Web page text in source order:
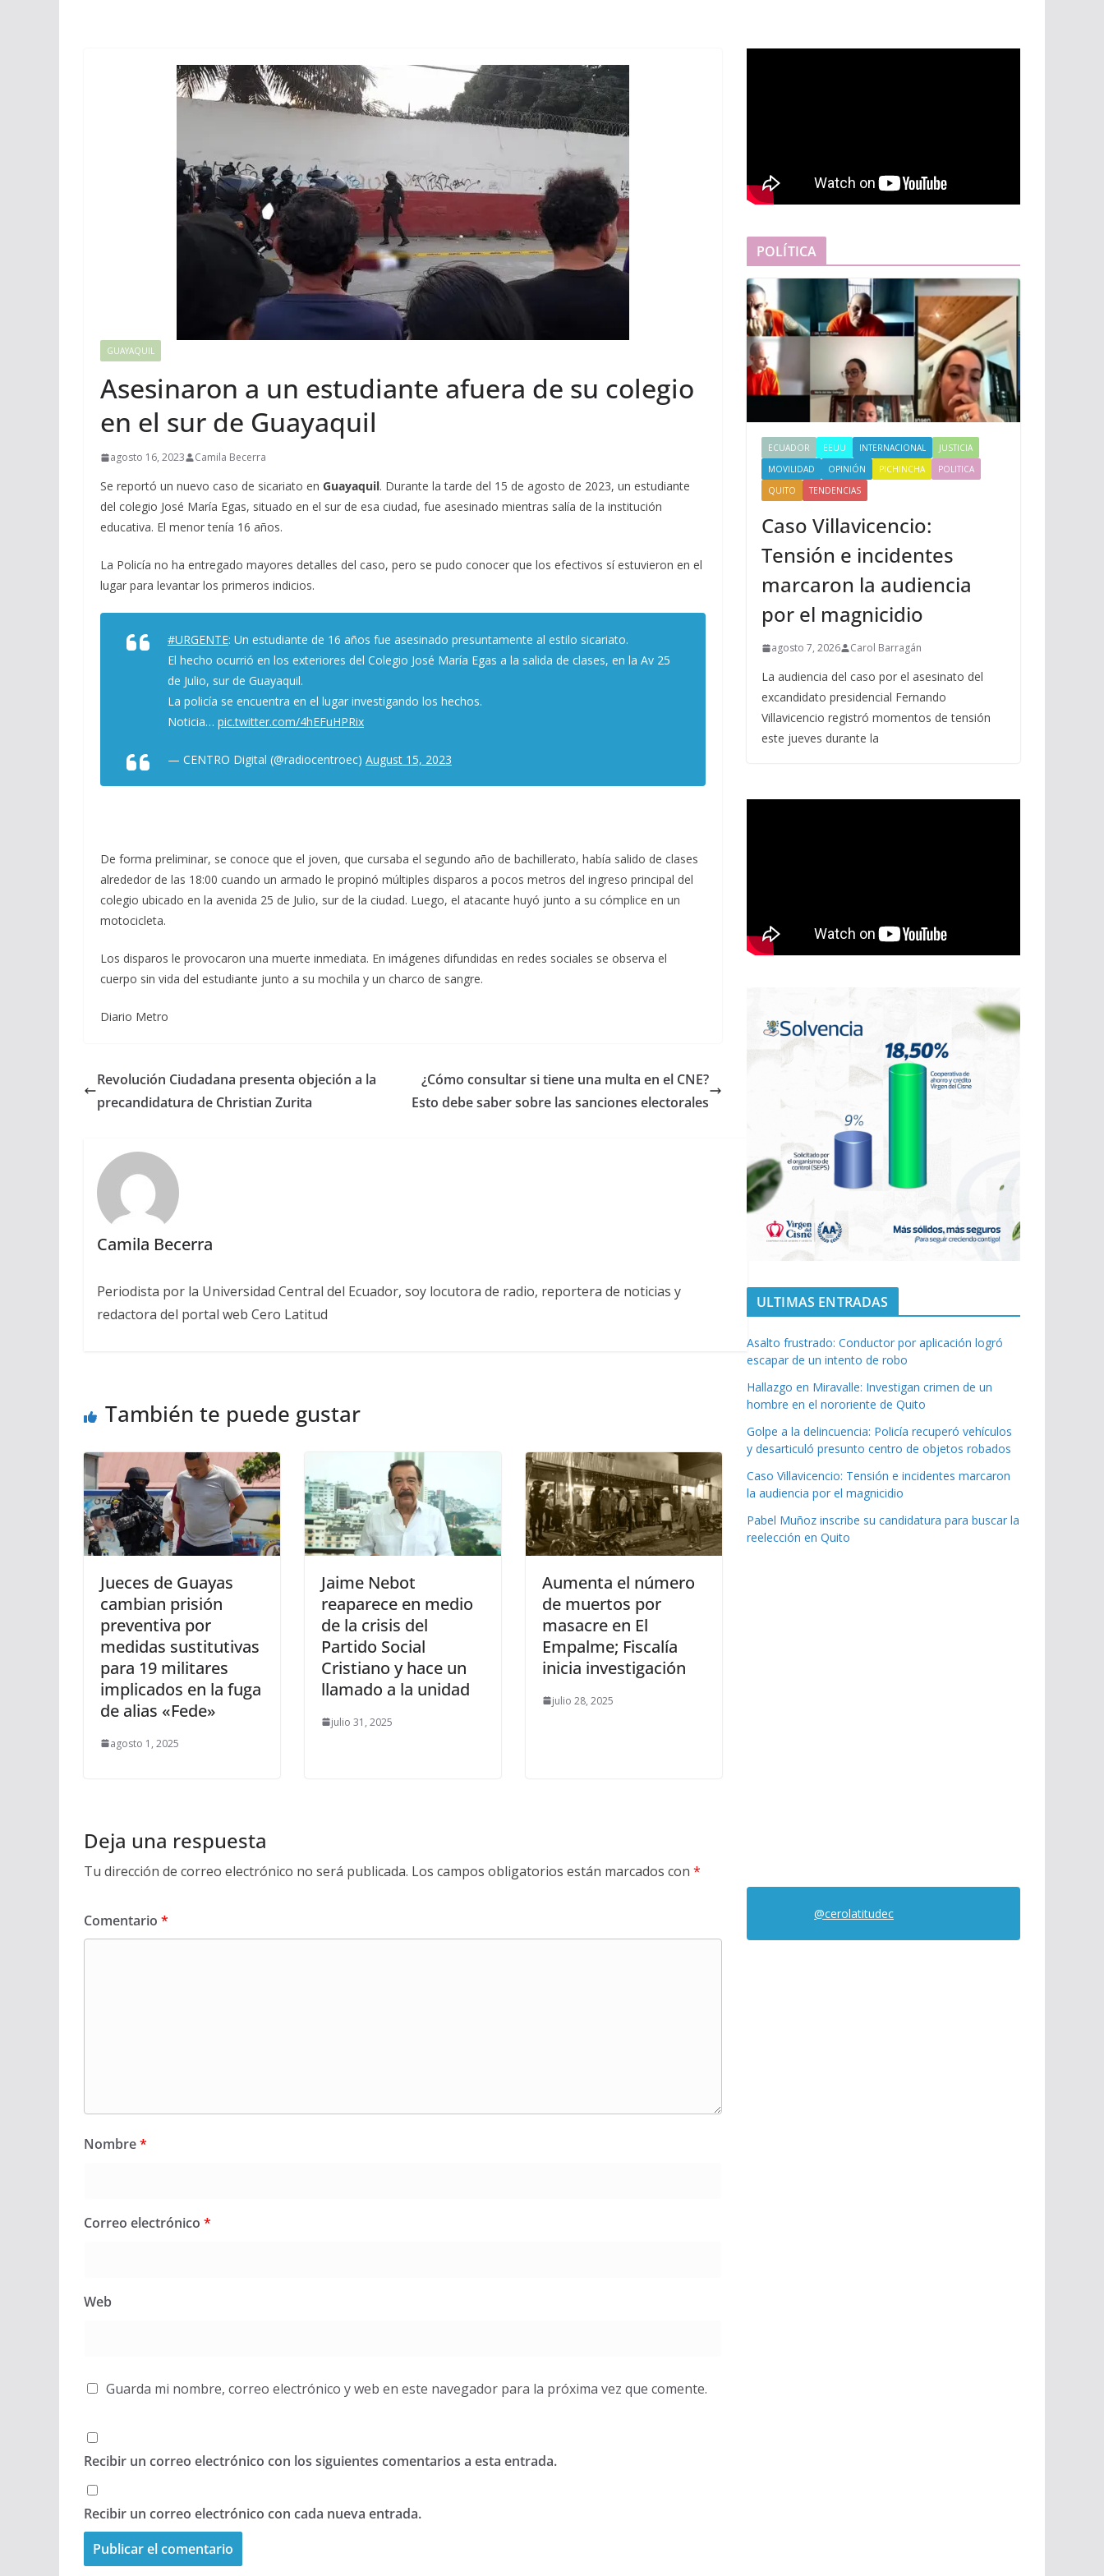
GUAYAQUIL
Asesinaron a un estudiante afuera de su colegio
en el sur de Guayaquil
agosto 16, 2023 Camila Becerra
Se reportó un nuevo caso de sicariato en Guayaquil. Durante la tarde del 15 de agosto de 2023, un estudiante
del colegio José María Egas, situado en el sur de esa ciudad, fue asesinado mientras salía de la institución
educativa. El menor tenía 16 años.
La Policía no ha entregado mayores detalles del caso, pero se pudo conocer que los efectivos sí estuvieron en el
lugar para levantar los primeros indicios.
#URGENTE: Un estudiante de 16 años fue asesinado presuntamente al estilo sicariato.
El hecho ocurrió en los exteriores del Colegio José María Egas a la salida de clases, en la Av 25
de Julio, sur de Guayaquil.
La policía se encuentra en el lugar investigando los hechos.
Noticia… pic.twitter.com/4hEFuHPRix
— CENTRO Digital (@radiocentroec) August 15, 2023
De forma preliminar, se conoce que el joven, que cursaba el segundo año de bachillerato, había salido de clases
alrededor de las 18:00 cuando un armado le propinó múltiples disparos a pocos metros del ingreso principal del
colegio ubicado en la avenida 25 de Julio, sur de la ciudad. Luego, el atacante huyó junto a su cómplice en un
motocicleta.
Los disparos le provocaron una muerte inmediata. En imágenes difundidas en redes sociales se observa el
cuerpo sin vida del estudiante junto a su mochila y un charco de sangre.
Diario Metro
Revolución Ciudadana presenta objeción a la
precandidatura de Christian Zurita
¿Cómo consultar si tiene una multa en el CNE?
Esto debe saber sobre las sanciones electorales
Camila Becerra
Periodista por la Universidad Central del Ecuador, soy locutora de radio, reportera de noticias y
redactora del portal web Cero Latitud
También te puede gustar
Jueces de Guayas
cambian prisión
preventiva por
medidas sustitutivas
para 19 militares
implicados en la fuga
de alias «Fede»
agosto 1, 2025
Jaime Nebot
reaparece en medio
de la crisis del
Partido Social
Cristiano y hace un
llamado a la unidad
julio 31, 2025
Aumenta el número
de muertos por
masacre en El
Empalme; Fiscalía
inicia investigación
julio 28, 2025
Deja una respuesta
Tu dirección de correo electrónico no será publicada. Los campos obligatorios están marcados con *
Comentario *
Nombre*
Correo electrónico *
Web
Guarda mi nombre, correo electrónico y web en este navegador para la próxima vez que comente.
Recibir un correo electrónico con los siguientes comentarios a esta entrada.
Recibir un correo electrónico con cada nueva entrada.
POLÍTICA
ECUADOR EEUU INTERNACIONAL
JUSTICIA
MOVILIDAD
OPINIÓN PICHINCHA
POLITICA
QUITO
TENDENCIAS
Caso Villavicencio:
Tensión e incidentes
marcaron la audiencia
por el magnicidio
agosto 7, 2026 Carol Barragán
La audiencia del caso por el asesinato del
excandidato presidencial Fernando
Villavicencio registró momentos de tensión
este jueves durante la
ULTIMAS ENTRADAS
Asalto frustrado: Conductor por aplicación logró
escapar de un intento de robo
Hallazgo en Miravalle: Investigan crimen de un
hombre en el nororiente de Quito
Golpe a la delincuencia: Policía recuperó vehículos
y desarticuló presunto centro de objetos robados
Caso Villavicencio: Tensión e incidentes marcaron
la audiencia por el magnicidio
Pabel Muñoz inscribe su candidatura para buscar la
reelección en Quito
@cerolatitudec